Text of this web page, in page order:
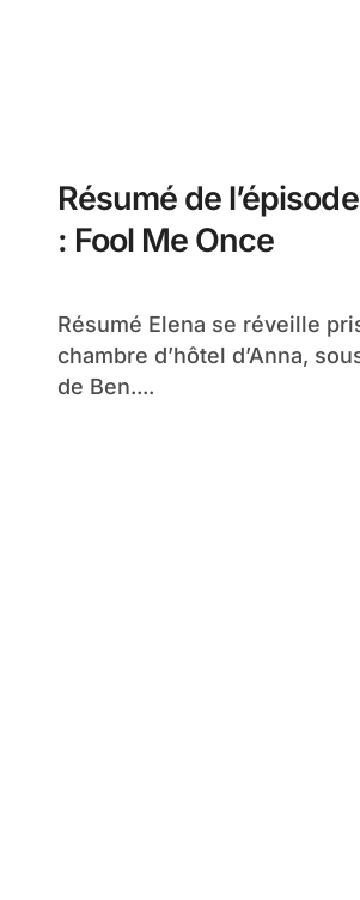
Résumé de
: Fool Me Once
Résumé Elena se réveille prisonnière dans la
chambre d’hôtel d’Anna,
de Ben....